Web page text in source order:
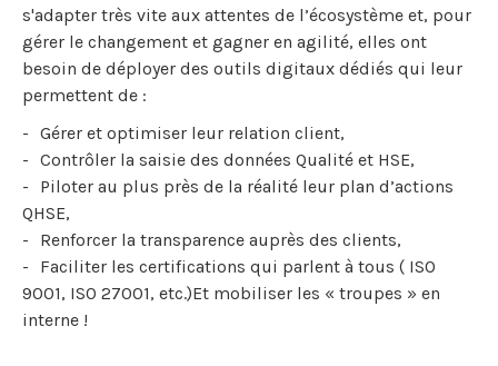
s'adapter très vite aux attentes de l’écosystème et, pour
gérer le changement et gagner en agilité, elles ont
besoin de déployer des outils digitaux dédiés qui leur
permettent de :
Gérer et optimiser leur relation client,
Contrôler la saisie des données Qualité et HSE,
Piloter au plus près de la réalité leur plan d’actions
QHSE,
Renforcer la transparence auprès des clients,
Faciliter les certifications qui parlent à tous ( ISO
9001, IS0 27001, etc.)Et mobiliser les « troupes » en
interne !